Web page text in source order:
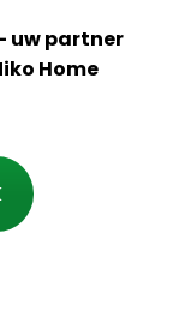
uw partner
Home